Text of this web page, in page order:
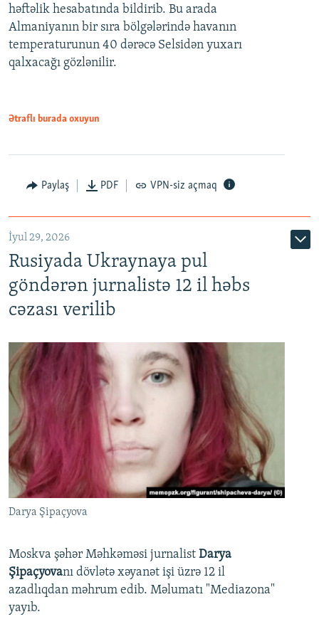
həftəlik hesabatında bildirib. Bu arada
Almaniyanın bir sıra bölgələrində havanın
temperaturunun 40 dərəcə Selsidən yuxarı
qalxacağı gözlənilir.
Ətraflı burada oxuyun
Paylaş PDF VPN-siz açmaq
İyul 29, 2026
Rusiyada Ukraynaya pul
göndərən jurnalistə 12 il həbs
cəzası verilib
Darya Şipaçyova
Moskva şəhər Məhkəməsi jurnalist Darya
Şipaçyovanı dövlətə xəyanət işi üzrə 12 il
azadlıqdan məhrum edib. Məlumatı "Mediazona"
yayıb.